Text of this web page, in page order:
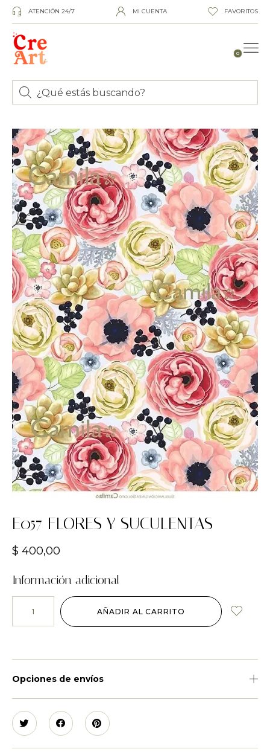
ATENCIÓN 24/7 MI CUENTA FAVORITOS
0
E057 FLORES Y SUCULENTAS
$ 400,00
Información adicional
AÑADIR AL CARRITO
Opciones de envíos